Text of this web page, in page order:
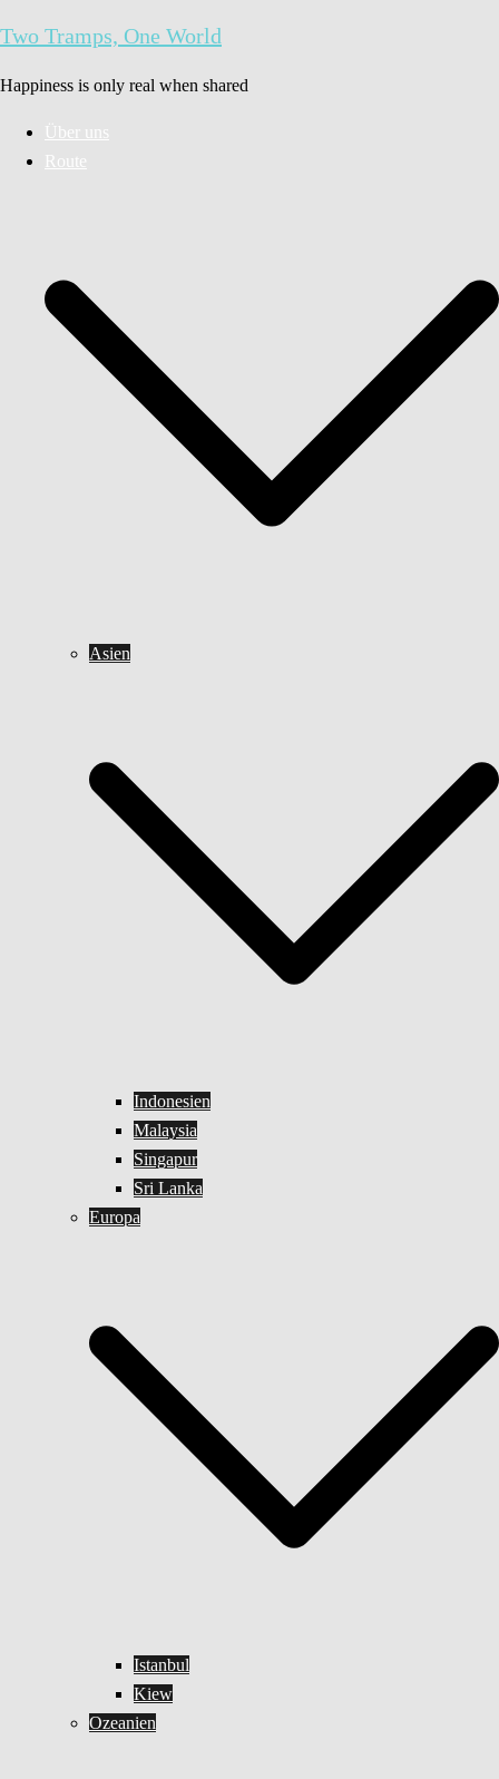
Inhalt
Two Tramps, One World
Happiness is only real when shared
Über uns
Route
Asien
Indonesien
Malaysia
Singapur
Sri Lanka
Europa
Istanbul
Kiew
Ozeanien